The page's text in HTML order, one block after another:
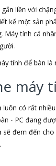
liền với
kế một sản
Máy tính cá
tính để bàn
máy
có rất
- PC đang
sẽ đem đến